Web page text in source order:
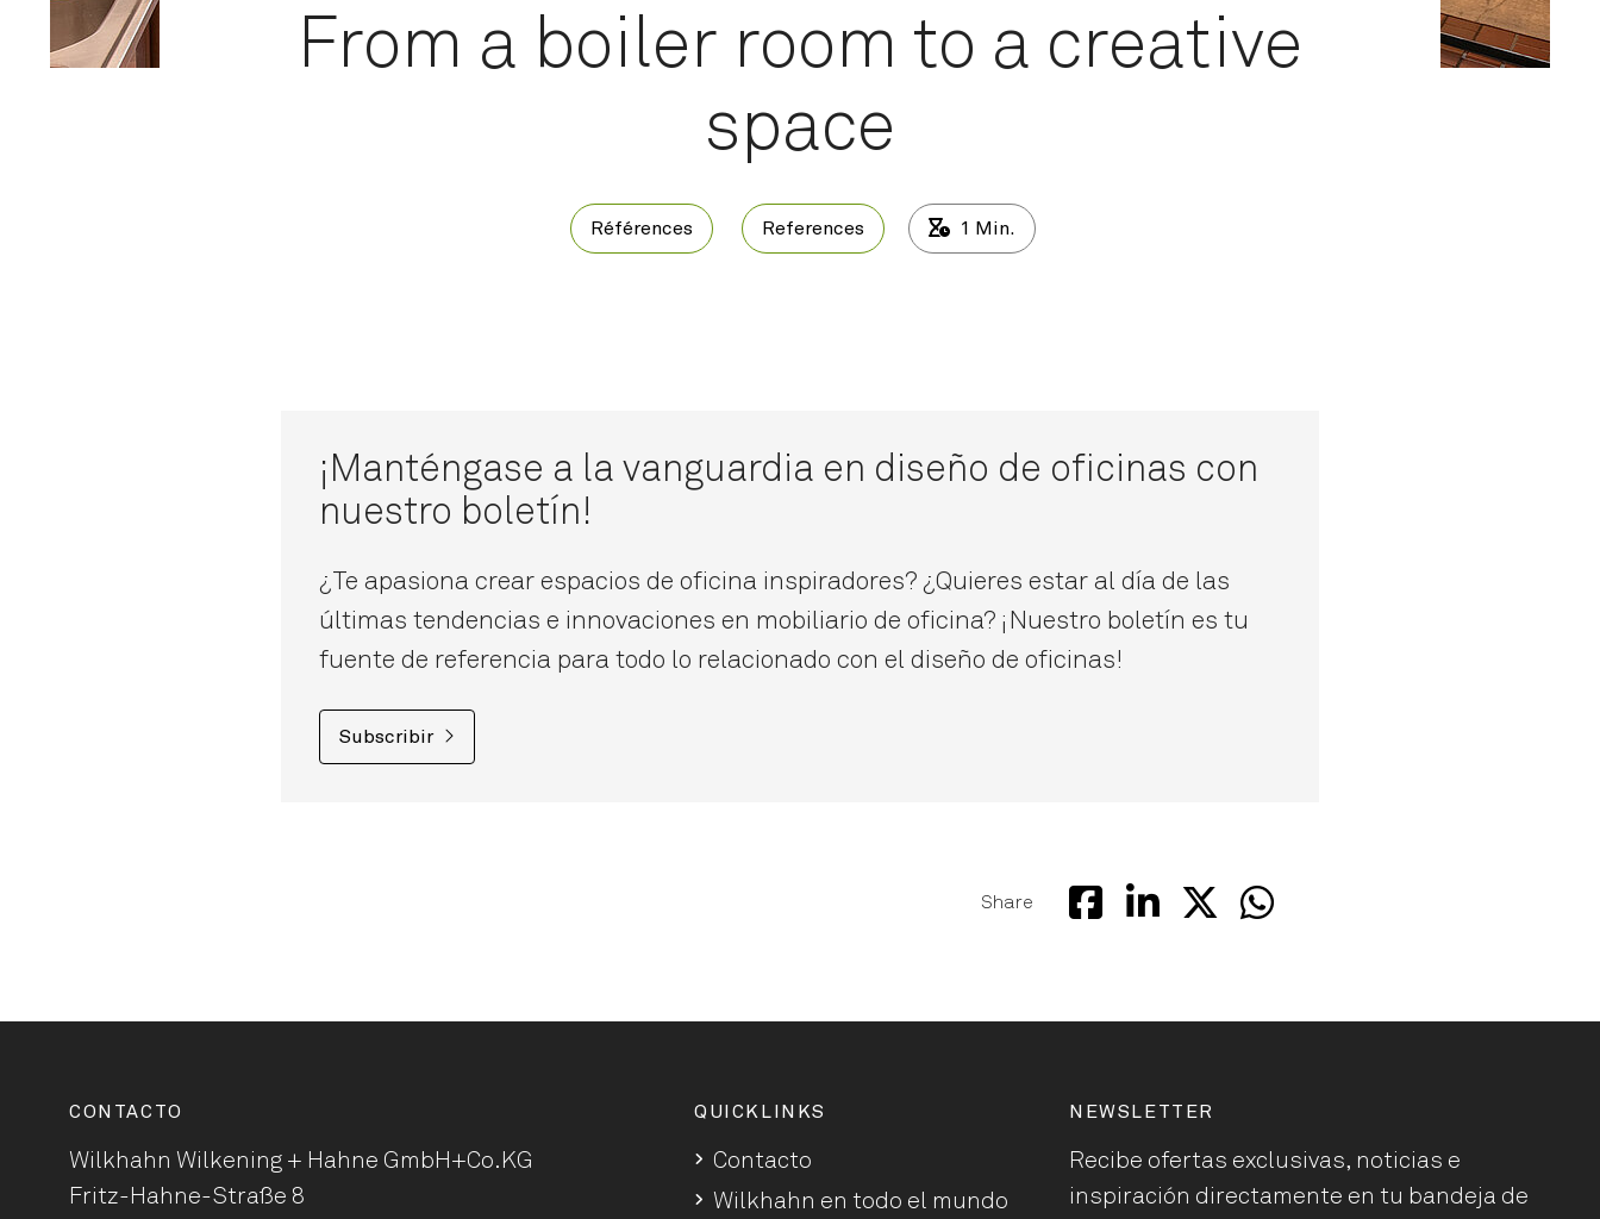
From a boiler room to a creative
space
Références References 1 Min.
¡Manténgase a la vanguardia en diseño de oficinas con
nuestro boletín!
¿Te apasiona crear espacios de oficina inspiradores? ¿Quieres estar al día de las
últimas tendencias e innovaciones en mobiliario de oficina? ¡Nuestro boletín es tu
fuente de referencia para todo lo relacionado con el diseño de oficinas!
Subscribir
Share
CONTACTO
Wilkhahn Wilkening + Hahne GmbH+Co.KG
Fritz-Hahne-Straße 8
QUICKLINKS
Contacto
Wilkhahn en todo el mundo
NEWSLETTER
Recibe ofertas exclusivas, noticias e
inspiración directamente en tu bandeja de